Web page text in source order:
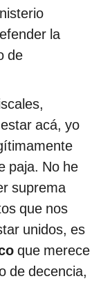
la
de
acá, yo
paja. No he
suprema
que nos
unidos, es
que merece
de decencia,